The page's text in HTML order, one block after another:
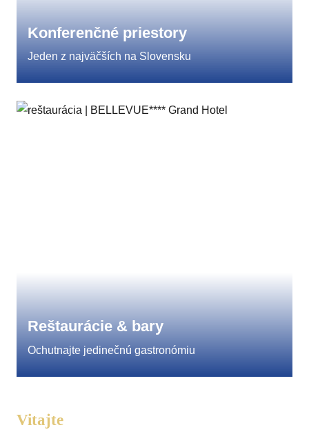
Konferenčné priestory
Jeden z najväčších na Slovensku
Reštaurácie & bary
Ochutnajte jedinečnú gastronómiu
Vitajte